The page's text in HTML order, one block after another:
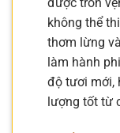
không thể
thơm lừng
làm hành
độ tươi mới,
lượng tốt từ